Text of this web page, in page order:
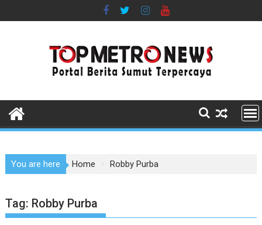
to
You are here Home Robby Purba
Tag: Robby Purba